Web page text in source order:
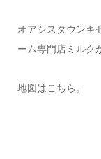
オアシスタウンキ
ーム専門店ミルク
地図はこちら。